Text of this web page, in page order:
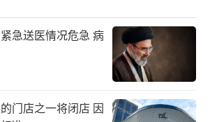
急送医情况危急 病
门店之一将闭店 因